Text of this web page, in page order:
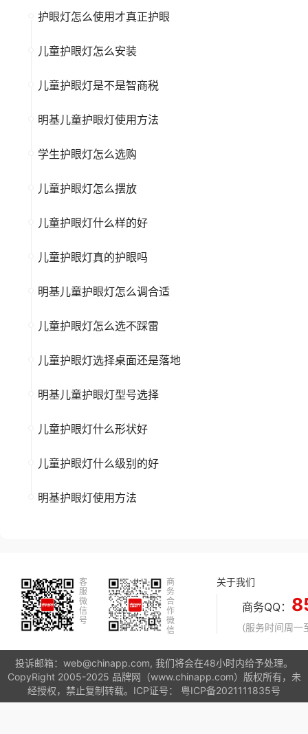
护眼灯怎么使用才真正护眼
儿童护眼灯怎么安装
儿童护眼灯是不是智商税
明基儿童护眼灯使用方法
学生护眼灯怎么选购
儿童护眼灯怎么摆放
儿童护眼灯什么样的好
儿童护眼灯真的护眼吗
明基儿童护眼灯怎么调合适
儿童护眼灯怎么选不踩雷
儿童护眼灯选择桌面还是落地
明基儿童护眼灯型号选择
儿童护眼灯什么形状好
儿童护眼灯什么级别的好
明基护眼灯使用方法
客
服
微
信
号
商
务
合
作
微
信
关于我们
商务QQ：
(服务时间周
投诉邮箱：web@chinapp.com, 我们将会在48小时内给予处理。
CopyRight 2005-2025 品牌网（www.chinapp.com）版权所有，未
经授权，禁止复制转载。ICP证号： 粤ICP备2021111835号